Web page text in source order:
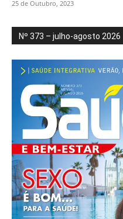
25 de Outubro, 2023
Nº 373 – julho-agosto 2026